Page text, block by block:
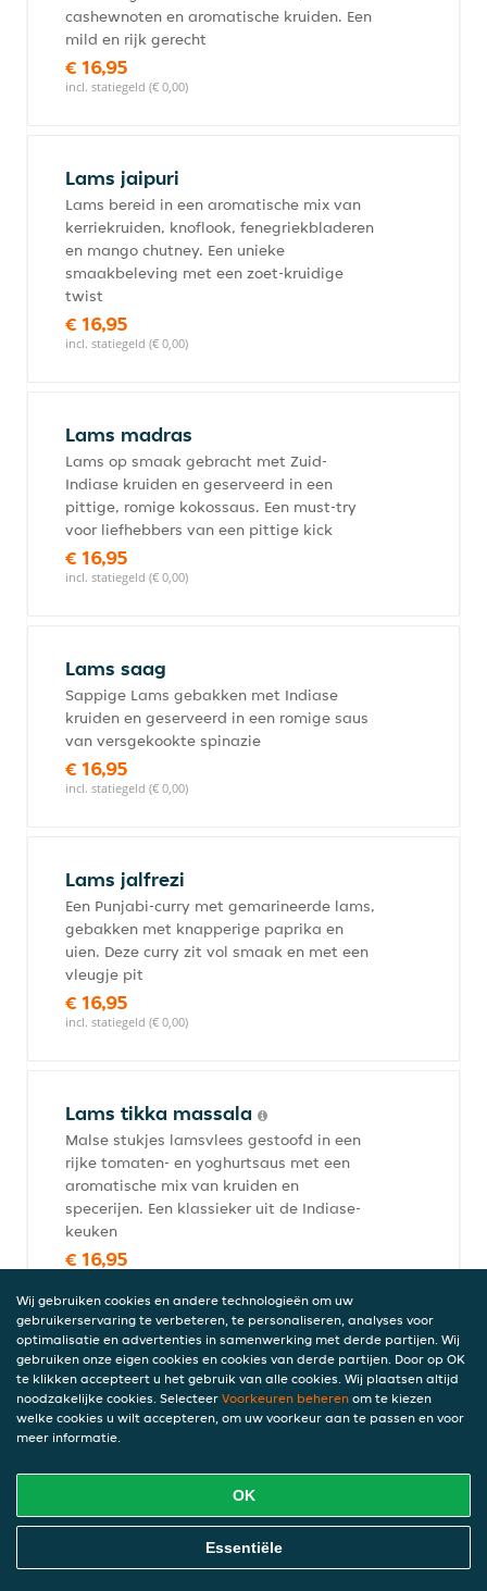
cashewnoten en aromatische kruiden. Een
mild en rijk gerecht
€ 16,95
incl. statiegeld (€ 0,00)
Lams jaipuri
Lams bereid in een aromatische mix van
kerriekruiden, knoflook, fenegriekbladeren
en mango chutney. Een unieke
smaakbeleving met een zoet-kruidige
twist
€ 16,95
incl. statiegeld (€ 0,00)
Lams madras
Lams op smaak gebracht met Zuid-
Indiase kruiden en geserveerd in een
pittige, romige kokossaus. Een must-try
voor liefhebbers van een pittige kick
€ 16,95
incl. statiegeld (€ 0,00)
Lams saag
Sappige Lams gebakken met Indiase
kruiden en geserveerd in een romige saus
van versgekookte spinazie
€ 16,95
incl. statiegeld (€ 0,00)
Lams jalfrezi
Een Punjabi-curry met gemarineerde lams,
gebakken met knapperige paprika en
uien. Deze curry zit vol smaak en met een
vleugje pit
€ 16,95
incl. statiegeld (€ 0,00)
Lams tikka massala
Malse stukjes lamsvlees gestoofd in een
rijke tomaten- en yoghurtsaus met een
aromatische mix van kruiden en
specerijen. Een klassieker uit de Indiase-
keuken
€ 16,95
Biryani gerechten
Alle biryani gerechten worden geserveerd met raita en salade
Mutton biryani
Malse tandoori lamsvlees gemarineerd in
yoghurt en kruiden, gekookt met basmati
€ 16,95
Online Eten Bestellen
Wij gebruiken cookies en andere technologieën om uw
gebruikerservaring te verbeteren, te personaliseren, analyses voor
optimalisatie en advertenties in samenwerking met derde partijen. Wij
gebruiken onze eigen cookies en cookies van derde partijen. Door op OK
te klikken accepteert u het gebruik van alle cookies. Wij plaatsen altijd
noodzakelijke cookies. Selecteer Voorkeuren beheren om te kiezen
welke cookies u wilt accepteren, om uw voorkeur aan te passen en voor
meer informatie.
OK
Essentiële